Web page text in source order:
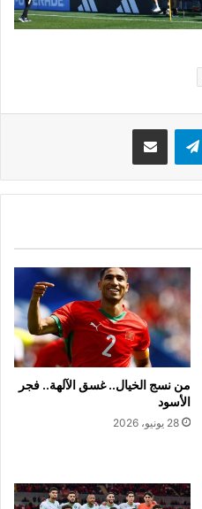
تيلقرام
من نسج الخيال.. غسق الآلهة.. فجر
الأسود
28 يونيو، 2026